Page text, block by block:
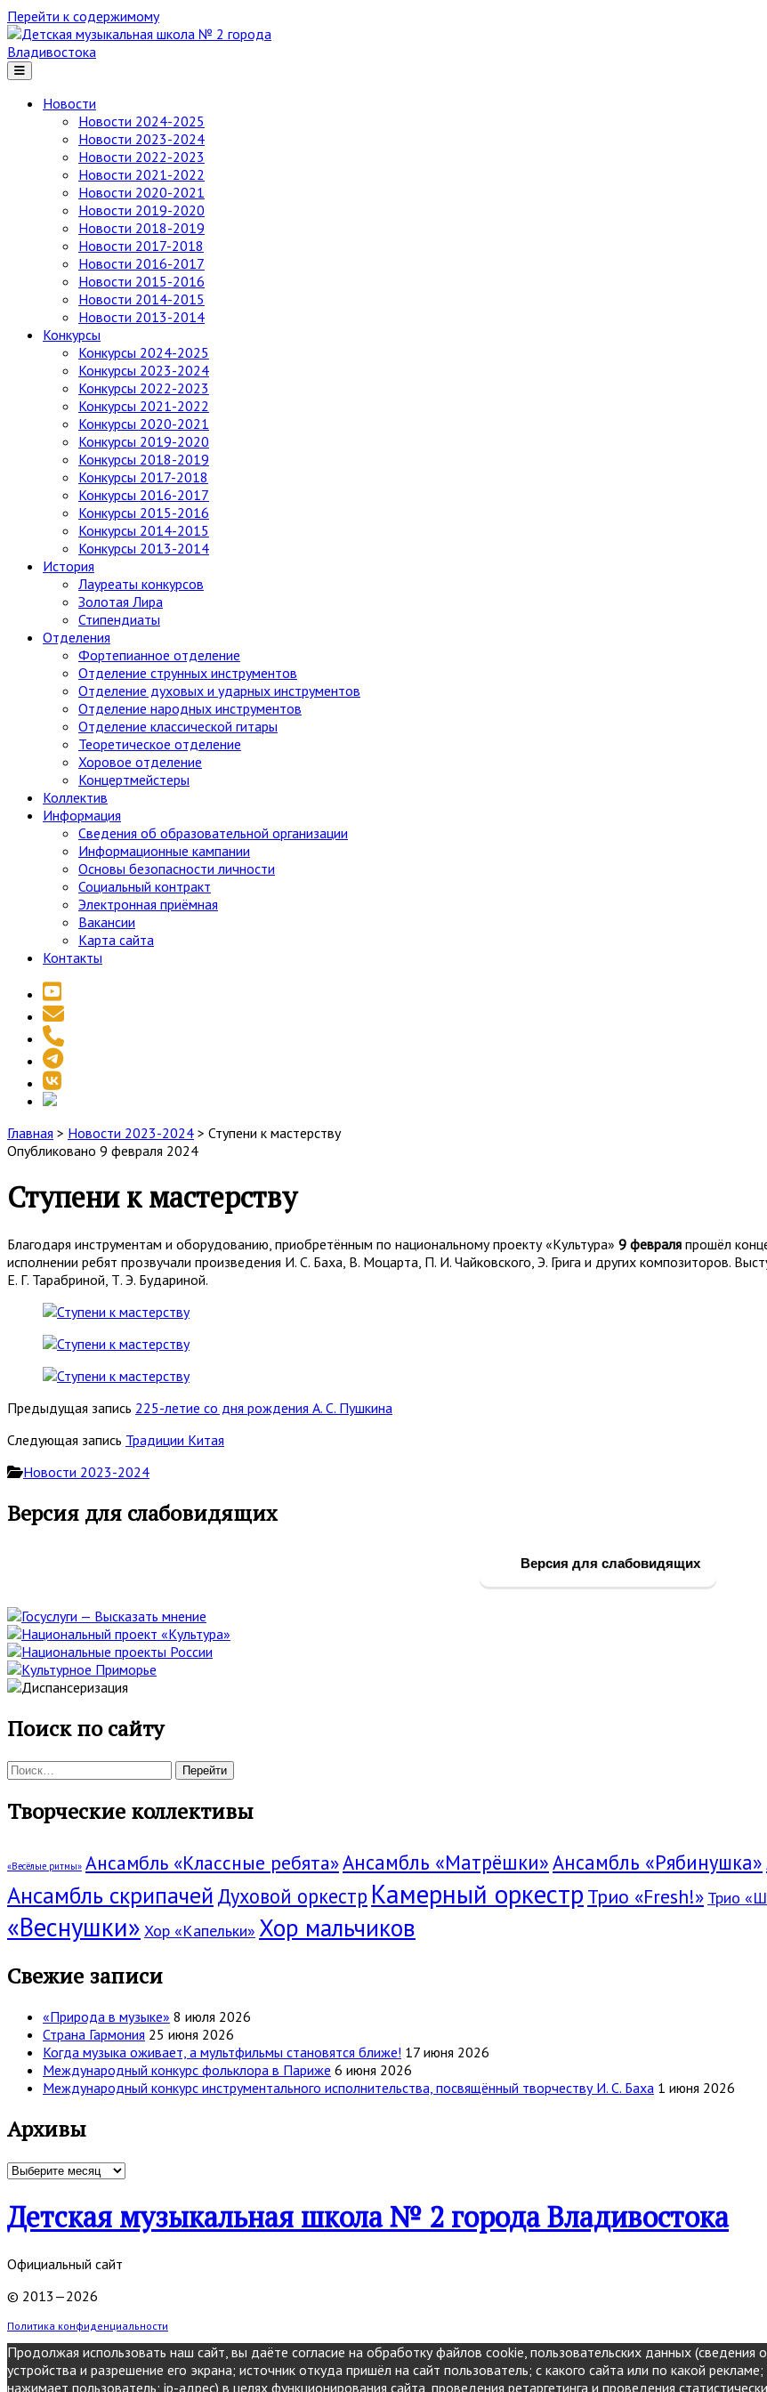
Перейти к содержимому
Детская
музыкальная
школа
города
Владивостока
Новости
Новости 2024-2025
Новости 2023-2024
Новости 2022-2023
Новости 2021-2022
Новости 2020-2021
Новости 2019-2020
Новости 2018-2019
Новости 2017-2018
Новости 2016-2017
Новости 2015-2016
Новости 2014-2015
Новости 2013-2014
Конкурсы
Конкурсы 2024-2025
Конкурсы 2023-2024
Конкурсы 2022-2023
Конкурсы 2021-2022
Конкурсы 2020-2021
Конкурсы 2019-2020
Конкурсы 2018-2019
Конкурсы 2017-2018
Конкурсы 2016-2017
Конкурсы 2015-2016
Конкурсы 2014-2015
Конкурсы 2013-2014
История
Лауреаты конкурсов
Золотая Лира
Стипендиаты
Отделения
Фортепианное отделение
Отделение струнных инструментов
Отделение духовых и ударных инструментов
Отделение народных инструментов
Отделение классической гитары
Теоретическое отделение
Хоровое отделение
Концертмейстеры
Коллектив
Информация
Сведения об образовательной организации
Информационные кампании
Основы безопасности личности
Социальный контракт
Электронная приёмная
Вакансии
Карта сайта
Контакты
youtube
email
telegram
vk
social_icon_custom_1
Главная > Новости 2023-2024 > Ступени к мастерству
Опубликовано 9 февраля 2024
Ступени к мастерству
Благодаря инструментам и оборудованию, приобретённым по национальному проекту «Культура» 9 февраля прошёл
исполнении ребят прозвучали произведения И. С. Баха, В. Моцарта, П. И. Чайковского, Э. Грига и других композиторов.
Е. Г. Тарабриной, Т. Э. Будариной.
Предыдущая запись 225-летие со дня рождения А. С. Пушкина
Следующая запись Традиции Китая
Новости 2023-2024
Основная
Версия для слабовидящих
Версия для слабовидящих
Поиск по сайту
Поиск:
Творческие коллективы
«Весёлые ритмы» Ансамбль «Классные ребята»Ансамбль «Матрёшки»Ансамбль «Рябинушка»
Ансамбль скрипачей Духовой оркестр Камерный оркестр Трио «Fresh!» Трио
«Веснушки» Хор «Капельки» Хор мальчиков
Свежие записи
«Природа в музыке» 8 июля 2026
Страна Гармония 25 июня 2026
Когда музыка оживает, а мультфильмы становятся ближе! 17 июня 2026
Международный конкурс фольклора в Париже 6 июня 2026
Международный конкурс инструментального исполнительства, посвящённый творчеству И. С. Баха 1 июня 2026
Архивы
Архивы
Детская музыкальная школа № 2 города Владивостока
Официальный сайт
© 2013—2026
Политика конфиденциальности
Продолжая использовать наш сайт, вы даёте согласие на обработку файлов cookie, пользовательских данных
устройства и разрешение его экрана; источник откуда пришёл на сайт пользователь; с какого сайта или по какой
нажимает пользователь; ip-адрес) в целях функционирования сайта, проведения ретаргетинга и проведения